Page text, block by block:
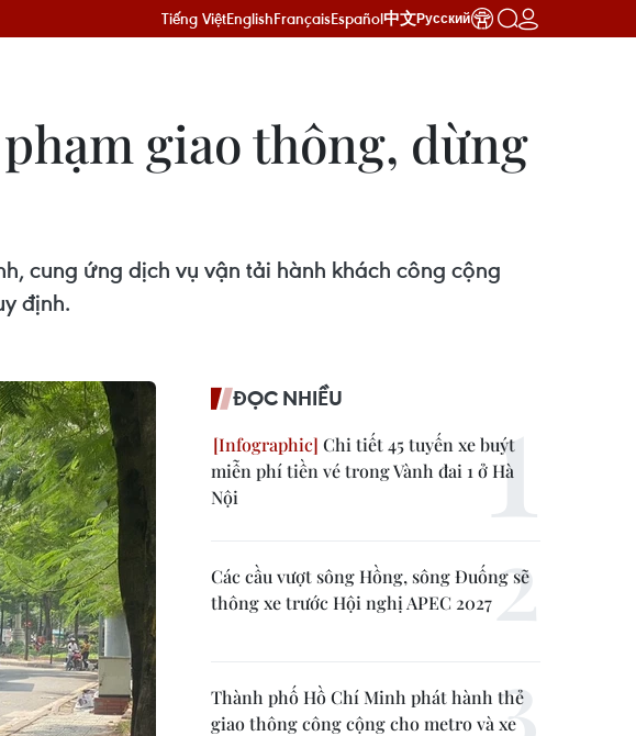
Tiếng ViệtEnglishFrançaisEspañol中文Русский
giao thông, dừng
cung ứng dịch vụ vận tải hành khách công cộng
định.
ĐỌC NHIỀU
Chi tiết 45 tuyến xe buýt
miễn phí tiền vé trong Vành đai 1 ở Hà
Nội
Các cầu vượt sông Hồng, sông Đuống sẽ
thông xe trước Hội nghị APEC 2027
Thành phố Hồ Chí Minh phát hành thẻ
giao thông công cộng cho metro và xe